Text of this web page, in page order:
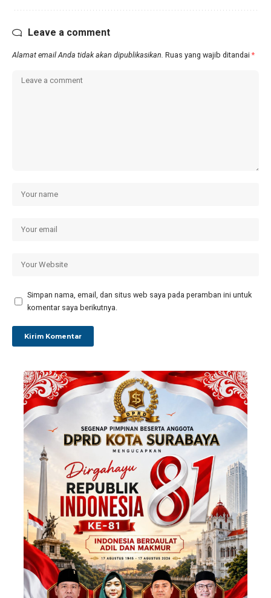
Leave a comment
Alamat email Anda tidak akan dipublikasikan. Ruas yang wajib ditandai *
Simpan nama, email, dan situs web saya pada peramban ini untuk
komentar saya berikutnya.